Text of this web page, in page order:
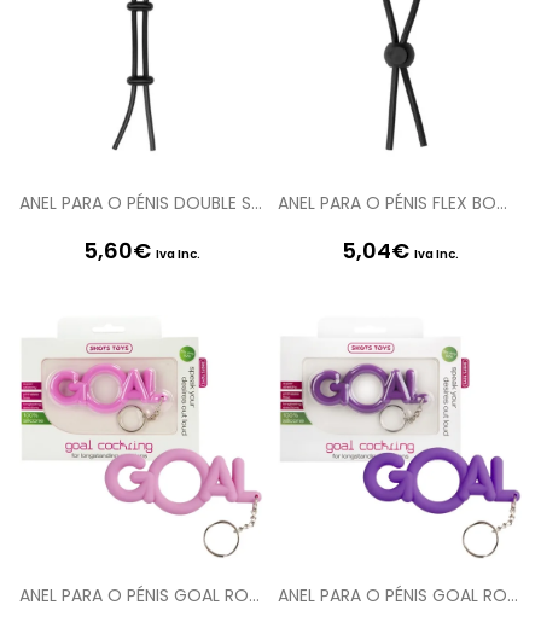
ANEL PARA O PÉNIS DOUBLE STRETCH BOOSTER SHOTS TOYS
5,60€ Iva Inc.
ANEL PARA O PÉNIS FLEX BOOSTER SHOTS TOYS
5,04€ Iva Inc.
ANEL PARA O PÉNIS GOAL ROSA ANEL PARA O PÉNIS GOAL ROXO